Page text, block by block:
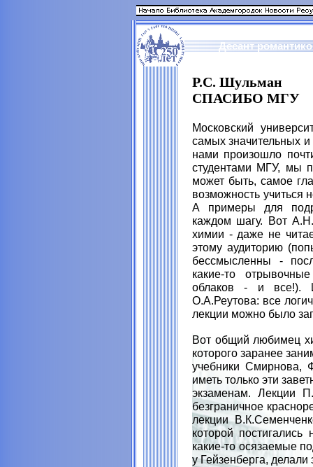
Десант
Р.С. Шульман
СПАСИБО МГУ
Московский
самых значительных
нами произошло
студентами МГУ, мы
может быть, самое
возможность учиться
А примеры для
каждом шагу. Вот
химии - даже не
этому аудиторию
бессмысленны -
какие-то
облаков - и все!).
О.А.Реутова: все
лекции можно было
Вот общий любимец
которого заранее
учебники Смирнова,
иметь только эти
экзаменам. Лекции
безграничное
лекции
которой
какие-то осязаемые
у Гейзенберга, делали